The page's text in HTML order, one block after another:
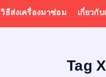
วิธีส่งเครื่องมาซ่อม เกี่ยวกับ
Tag